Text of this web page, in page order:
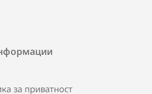
за приватност